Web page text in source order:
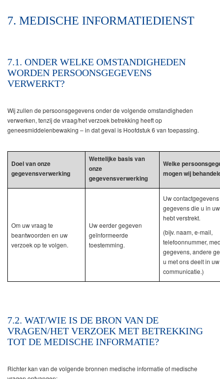
7. MEDISCHE INFORMATIEDIENST
7.1. ONDER WELKE OMSTANDIGHEDEN
WORDEN PERSOONSGEGEVENS
VERWERKT?
Wij zullen de persoonsgegevens onder de volgende omstandigheden
verwerken, tenzij de vraag/het verzoek betrekking heeft op
geneesmiddelenbewaking – in dat geval is Hoofdstuk 6 van toepassing.
Doel van onze
gegevensverwerking
Wettelijke basis van
onze
gegevensverwerking
Welke
mogen wij
Om uw vraag te
beantwoorden en uw
verzoek op te volgen.
Uw eerder gegeven
geïnformeerde
toestemming.
Uw
gegevens die u in
hebt verstrekt.
(bijv. naam, e-mail,
telefoonnummer,
gegevens, andere
u met ons deelt in uw
communicatie.)
7.2. WAT/WIE IS DE BRON VAN DE
VRAGEN/HET VERZOEK MET BETREKKING
TOT DE MEDISCHE INFORMATIE?
Richter kan van de volgende bronnen medische informatie of medische